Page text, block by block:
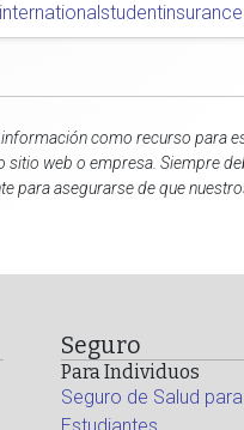
como recurso para
sitio web o empresa. Siempre
para asegurarse de que
Seguro
Para Individuos
Seguro de Salud para